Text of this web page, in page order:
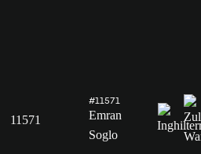
11571
#11571
Emran
Soglo